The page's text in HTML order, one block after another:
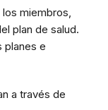
miembros,
plan de salud.
planes e
a través de